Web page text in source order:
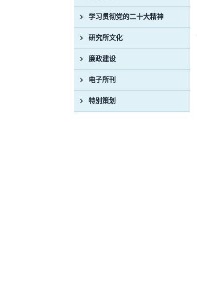
学习贯彻党的二十大精神
研究所文化
廉政建设
电子所刊
特别策划